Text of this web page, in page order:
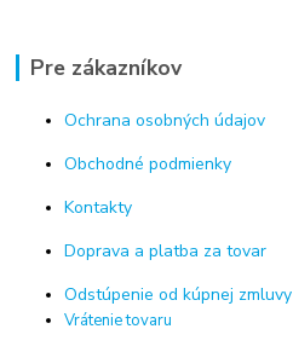
Pre zákazníkov
Ochrana osobných údajov
Obchodné podmienky
Kontakty
Doprava a platba za tovar
Odstúpenie od kúpnej zmluvy
Vrátenie tovaru